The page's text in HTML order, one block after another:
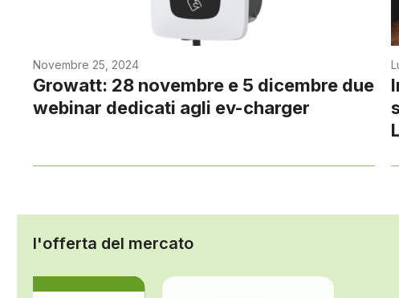
Novembre 25, 2024
Growatt: 28 novembre e 5 dicembre due
webinar dedicati agli ev-charger
l'offerta del mercato